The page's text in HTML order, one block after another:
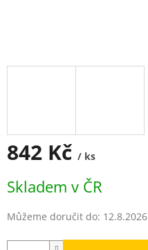
842 Kč / ks
cena:
Skladem v ČR
Můžeme doručit do: 12.8.2026